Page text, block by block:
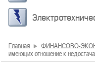
Главная ФИНАНСОВО-
имеющих отношение к